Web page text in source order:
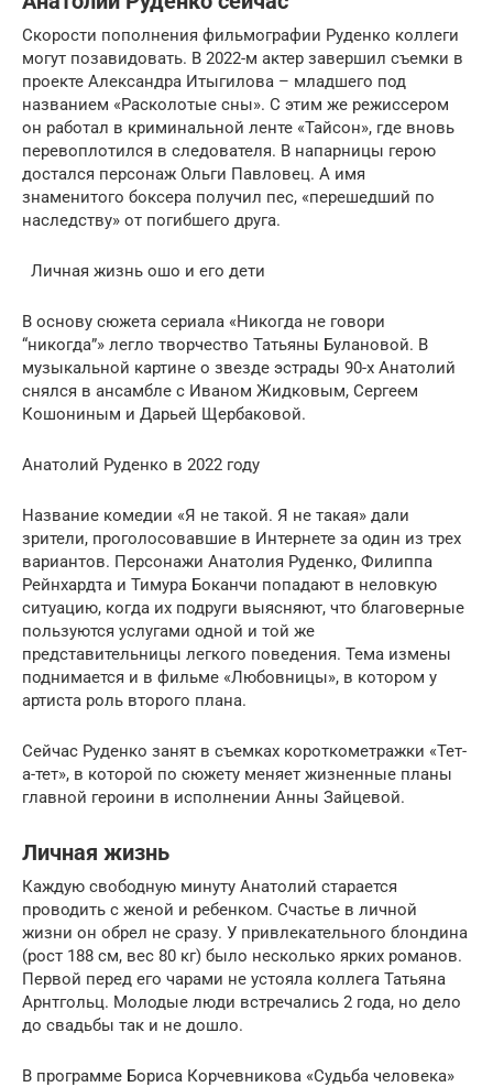
Скорости пополнения фильмографии Руденко коллеги
могут позавидовать. В 2022-м актер завершил съемки в
проекте Александра Итыгилова – младшего под
названием «Расколотые сны». С этим же режиссером
он работал в криминальной ленте «Тайсон», где вновь
перевоплотился в следователя. В напарницы герою
достался персонаж Ольги Павловец. А имя
знаменитого боксера получил пес, «перешедший по
наследству» от погибшего друга.
Личная жизнь ошо и его дети
В основу сюжета сериала «Никогда не говори
“никогда”» легло творчество Татьяны Булановой. В
музыкальной картине о звезде эстрады 90-х Анатолий
снялся в ансамбле с Иваном Жидковым, Сергеем
Кошониным и Дарьей Щербаковой.
Анатолий Руденко в 2022 году
Название комедии «Я не такой. Я не такая» дали
зрители, проголосовавшие в Интернете за один из трех
вариантов. Персонажи Анатолия Руденко, Филиппа
Рейнхардта и Тимура Боканчи попадают в неловкую
ситуацию, когда их подруги выясняют, что благоверные
пользуются услугами одной и той же
представительницы легкого поведения. Тема измены
поднимается и в фильме «Любовницы», в котором у
артиста роль второго плана.
Сейчас Руденко занят в съемках короткометражки «Тет-
а-тет», в которой по сюжету меняет жизненные планы
главной героини в исполнении Анны Зайцевой.
Личная жизнь
Каждую свободную минуту Анатолий старается
проводить с женой и ребенком. Счастье в личной
жизни он обрел не сразу. У привлекательного блондина
(рост 188 см, вес 80 кг) было несколько ярких романов.
Первой перед его чарами не устояла коллега Татьяна
Арнтгольц. Молодые люди встречались 2 года, но дело
до свадьбы так и не дошло.
В программе Бориса Корчевникова «Судьба человека»